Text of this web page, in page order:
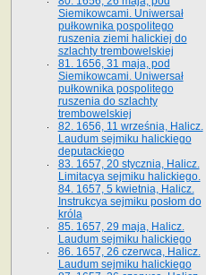
Siemikowcami. Uniwersał
pułkownika pospolitego
ruszenia ziemi halickiej do
szlachty trembowelskiej
81. 1656, 31 maja, pod
Siemikowcami. Uniwersał
pułkownika pospolitego
ruszenia do szlachty
trembowelskiej
82. 1656, 11 września, Halicz.
Laudum sejmiku halickiego
deputackiego
83. 1657, 20 stycznia, Halicz.
Limitacya sejmiku halickiego.
84. 1657, 5 kwietnia, Halicz.
Instrukcya sejmiku posłom do
króla
85. 1657, 29 maja, Halicz.
Laudum sejmiku halickiego
86. 1657, 26 czerwca, Halicz.
Laudum sejmiku halickiego